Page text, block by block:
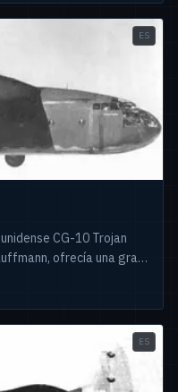
ES
CG-10 Trojan
ofrecía una gran
ES